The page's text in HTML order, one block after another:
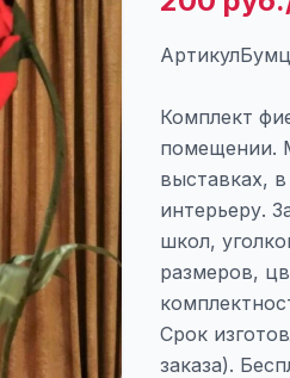
Комплект
помещении.
выставках,
интерьеру.
школ,
размеров,
Срок
заказа).